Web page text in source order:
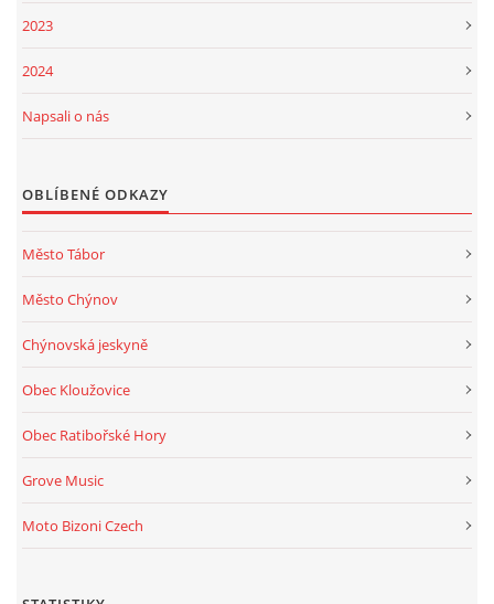
2023
2024
Napsali o nás
OBLÍBENÉ ODKAZY
Město Tábor
Město Chýnov
Chýnovská jeskyně
Obec Kloužovice
Obec Ratibořské Hory
Grove Music
Moto Bizoni Czech